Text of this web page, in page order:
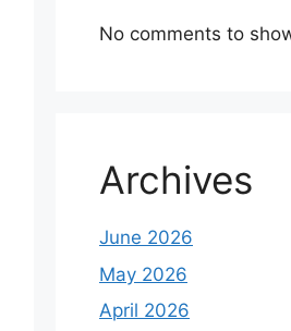
No comments to
Archives
June 2026
May 2026
April 2026